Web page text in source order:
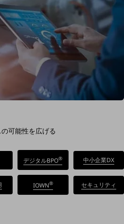
可能性を広げる
デジタルBPO® 中小企業DX
IOWN® セキュリティ